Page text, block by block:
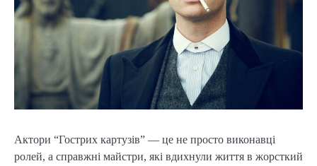
Актори “Гострих картузів” — це не просто виконавці
ролей, а справжні майстри, які вдихнули життя в жорсткий